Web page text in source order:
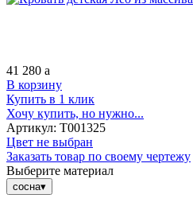
41 280 a
В корзину
Купить в 1 клик
Хочу купить, но нужно...
Артикул: Т001325
Цвет не выбран
Заказать товар по своему чертежу
Выберите материал
сосна▾